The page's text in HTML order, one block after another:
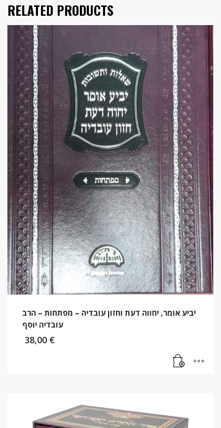
RELATED PRODUCTS
יביע אומר, יחווה דעת וחזון עובדיה – מפתחות – הרב
עובדיה יוסף
38,00 €